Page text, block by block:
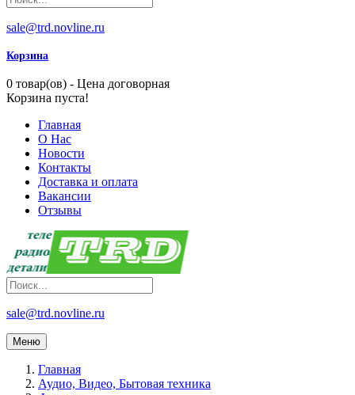
sale@trd.novline.ru
Корзина
0 товар(ов) - Цена договорная
Корзина пуста!
Главная
О Нас
Новости
Контакты
Доставка и оплата
Вакансии
Отзывы
sale@trd.novline.ru
Меню
Главная
Аудио, Видео, Бытовая техника